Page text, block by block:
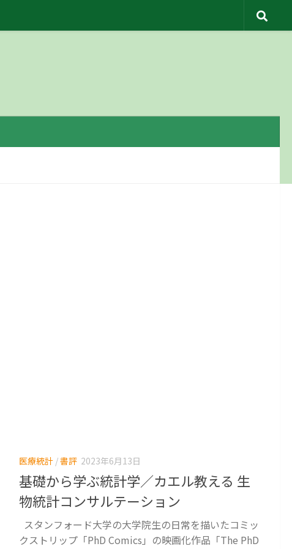
医療統計 /書評 2023年6月13日
基礎から学ぶ統計学／カエル教える 生
物統計コンサルテーション
スタンフォード大学の大学院生の日常を描いたコミッ
クストリップ「PhD Comics」の映画化作品「The PhD